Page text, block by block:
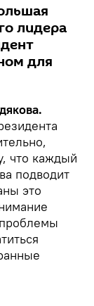
лидера
для
что каждый
подводит
это